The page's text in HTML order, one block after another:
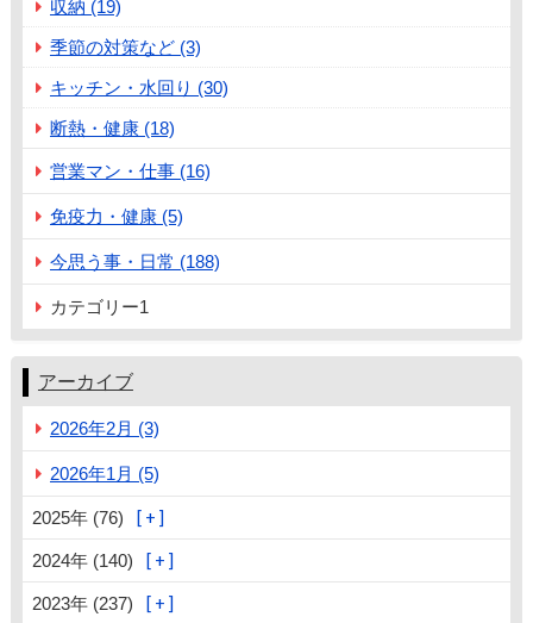
収納 (19)
季節の対策など (3)
キッチン・水回り (30)
断熱・健康 (18)
営業マン・仕事 (16)
免疫力・健康 (5)
今思う事・日常 (188)
カテゴリー1
アーカイブ
2026年2月 (3)
2026年1月 (5)
2025年 (76)
2024年 (140)
2023年 (237)